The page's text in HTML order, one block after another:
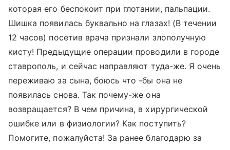
которая его беспокоит при глотании, пальпации.
Шишка появилась буквально на глазах! (В течении
12 часов) посетив врача признали злополучную
кисту! Предыдущие операции проводили в городе
ставрополь, и сейчас направляют туда-же. Я очень
переживаю за сына, боюсь что -бы она не
появилась снова. Так почему-же она
возвращается? В чем причина, в хирургической
ошибке или в физиологии? Как поступить?
Помогите, пожалуйста! За ранее благодарю за